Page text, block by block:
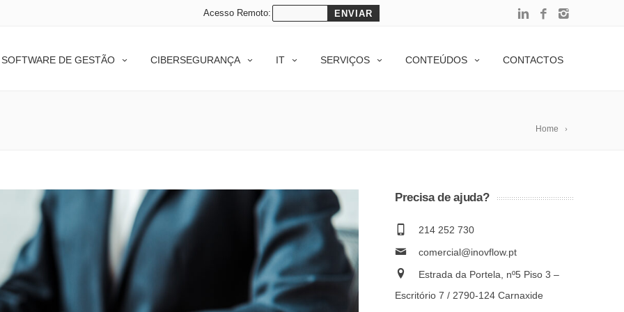
Acesso Remoto:
SOFTWARE DE GESTÃO CIBERSEGURANÇA IT SERVIÇOS CONTEÚDOS CONTACTOS
Home
Precisa de ajuda?
214 252 730
comercial@inovflow.pt
Estrada da Portela, nº5 Piso 3 –
Escritório 7 / 2790-124 Carnaxide